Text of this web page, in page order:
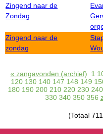
Zingend naar de
Zondag
Zingend naar de
zondag
« zangavonden (archief) 1
120 130 140 147 148 149
180 190 200 210 220 230 240
330 340 350 356
(Totaal